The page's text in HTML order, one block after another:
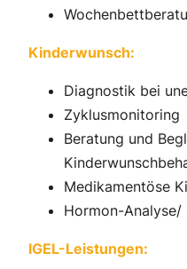
Kinderwunsch:
Diagnostik bei
Zyklusmonitoring
Beratung und
Medikamentöse
Hormon-Analyse/
IGEL-Leistungen: